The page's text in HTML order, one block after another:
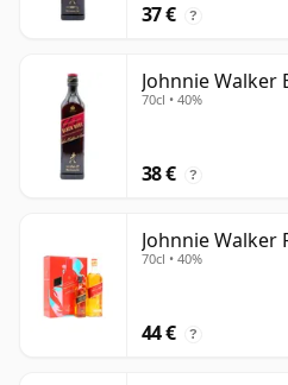
37 € ?
Johnnie Walker
70cl • 40%
38 € ?
Johnnie Walker
70cl • 40%
44 € ?